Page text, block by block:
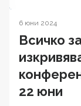
6 юни 2024
Всичко
22 юни